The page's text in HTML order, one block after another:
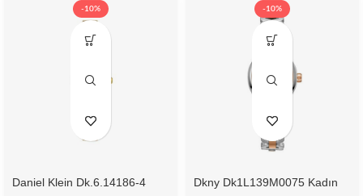
-10%
Daniel Klein Dk.6.14186-4
-10%
Dkny Dk1L139M0075 Kadın